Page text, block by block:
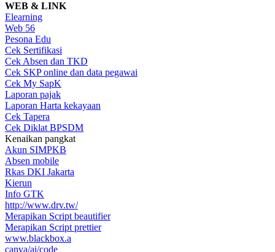
WEB & LINK
Elearning
Web 56
Pesona Edu
Cek Sertifikasi
Cek Absen dan TKD
Cek SKP online dan data pegawai
Cek My SapK
Laporan pajak
Laporan Harta kekayaan
Cek Tapera
Cek Diklat BPSDM
Kenaikan pangkat
Akun SIMPKB
Absen mobile
Rkas DKI Jakarta
Kierun
Info GTK
http://www.drv.tw/
Merapikan Script beautifier
Merapikan Script prettier
www.blackbox.a
canva/ai/code